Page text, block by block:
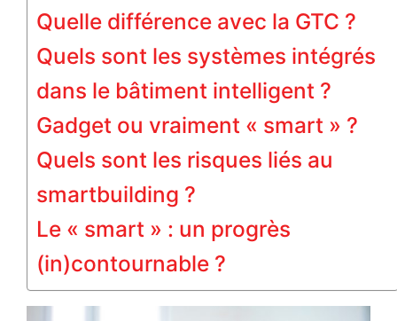
Quelle différence avec la GTC ?
Quels sont les systèmes intégrés
dans le bâtiment intelligent ?
Gadget ou vraiment « smart » ?
Quels sont les risques liés au
smartbuilding ?
Le « smart » : un progrès
(in)contournable ?